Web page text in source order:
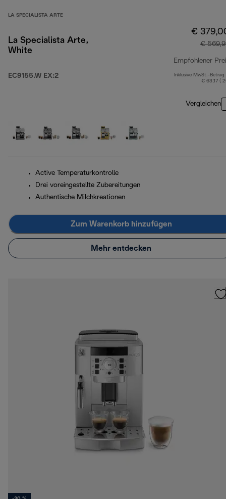
LA SPECIALISTA ARTE
La Specialista Arte,
White
EC9155.W EX:2
€
€
Empfohlener
Inklusive MwSt.-Betrag
€ 63,17 (
Vergleichen
Active Temperaturkontrolle
Drei voreingestellte Zubereitungen
Authentische Milchkreationen
Zum Warenkorb hinzufügen
Mehr entdecken